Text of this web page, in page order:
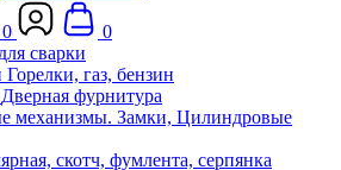
0
0
сварки
Горелки, газ, бензин
Дверная фурнитура
Замки, Цилиндровые